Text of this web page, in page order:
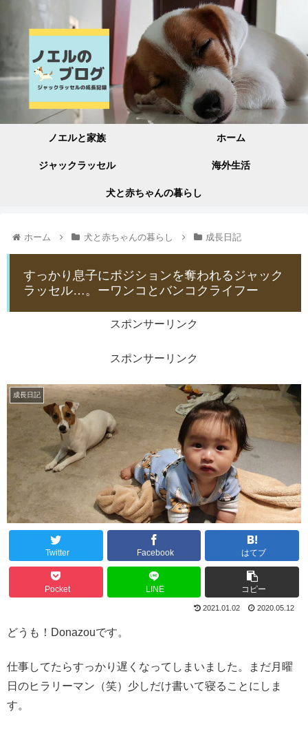
ノエルと家族 ホーム
ジャックラッセル 海外生活
犬と赤ちゃんの暮らし
ホーム 犬と赤ちゃんの暮らし 成長日記
すっかり息子にポジションを奪われるジャック
ラッセル…。ーワンコとバンコクライフー
スポンサーリンク
スポンサーリンク
成長日記
Twitter Facebook はてブ
Pocket LINE コピー
2021.01.02 2020.05.12
どうも！Donazouです。
仕事してたらすっかり遅くなってしまいました。まだ月曜
日のヒラリーマン（笑）少しだけ書いて寝ることにしま
す。